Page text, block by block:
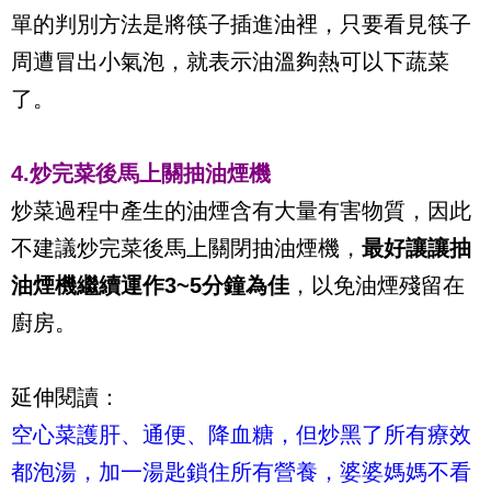
單的判別方法是將筷子插進油裡，只要看見筷子
周遭冒出小氣泡，就表示油溫夠熱可以下蔬菜
了。
4.炒完菜後馬上關抽油煙機
炒菜過程中產生的油煙含有大量有害物質，因此
不建議炒完菜後馬上關閉抽油煙機， 最好讓讓抽
油煙機繼續運作3~5分鐘為佳 ，以免油煙殘留在
廚房。
延伸閱讀：
空心菜護肝、通便、降血糖，但炒黑了所有療效
都泡湯，加一湯匙鎖住所有營養，婆婆媽媽不看